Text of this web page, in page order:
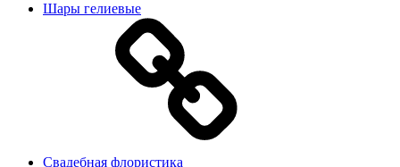
Шары гелиевые
Свадебная флористика